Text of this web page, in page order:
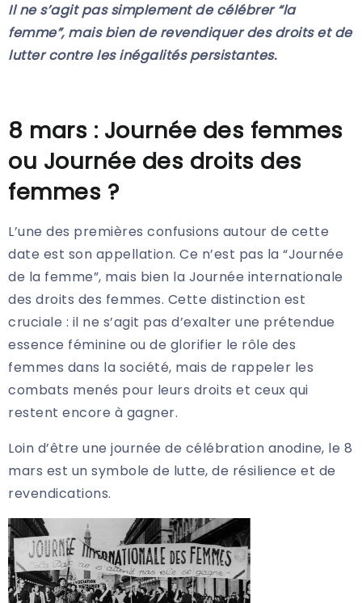
Il ne s’agit pas simplement de célébrer “la
femme”, mais bien de revendiquer des droits et de
lutter contre les inégalités persistantes.
8 mars : Journée des femmes
ou Journée des droits des
femmes ?
L’une des premières confusions autour de cette
date est son appellation. Ce n’est pas la “Journée
de la femme”, mais bien la Journée internationale
des droits des femmes. Cette distinction est
cruciale : il ne s’agit pas d’exalter une prétendue
essence féminine ou de glorifier le rôle des
femmes dans la société, mais de rappeler les
combats menés pour leurs droits et ceux qui
restent encore à gagner.
Loin d’être une journée de célébration anodine, le 8
mars est un symbole de lutte, de résilience et de
revendications.